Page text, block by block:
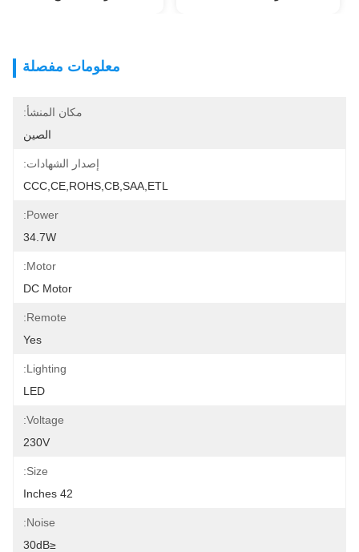
معلومات مفصلة
مكان المنشأ:
الصين
إصدار الشهادات:
CCC,CE,ROHS,CB,SAA,ETL
Power:
34.7W
Motor:
DC Motor
Remote:
Yes
Lighting:
LED
Voltage:
230V
Size:
42 Inches
Noise:
≤30dB